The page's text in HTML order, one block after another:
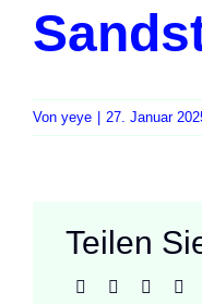
Von yeye 27. Januar
Teilen
Facebook Reddit